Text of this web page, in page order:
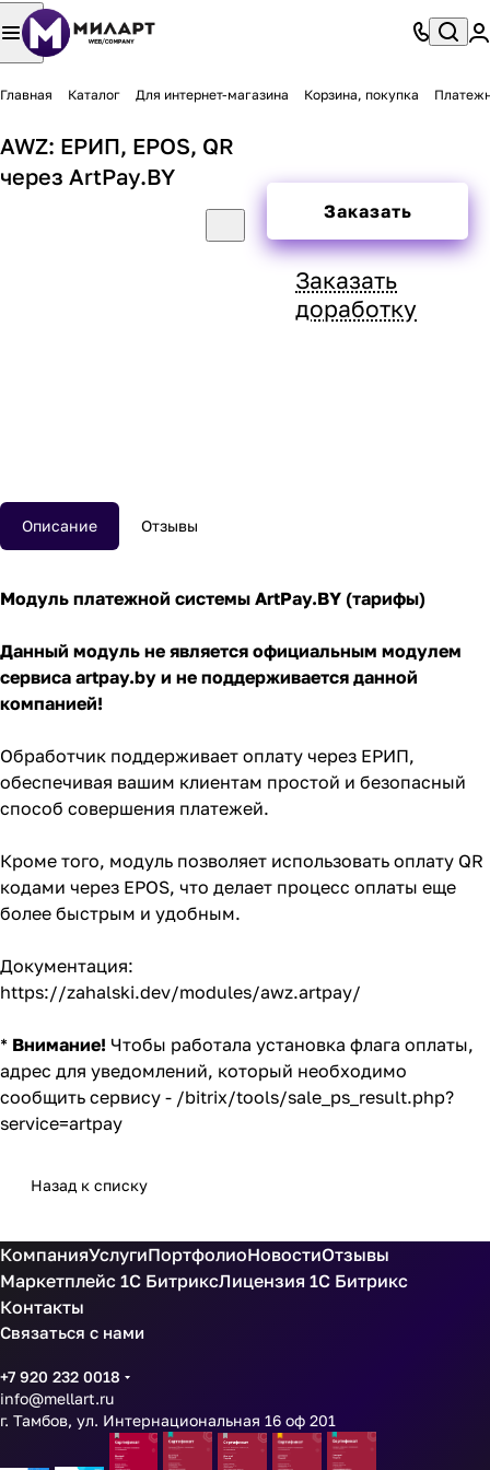
Главная Каталог Для интернет-магазина Корзина, покупка
AWZ: ЕРИП, EPOS, QR
через ArtPay.BY
Заказать
Заказать
доработку
Описание Отзывы
Модуль платежной системы ArtPay.BY (тарифы)
Данный модуль не является официальным модулем
сервиса artpay.by и не поддерживается данной
компанией!
Обработчик поддерживает оплату через ЕРИП,
обеспечивая вашим клиентам простой и безопасный
способ совершения платежей.
Кроме того, модуль позволяет использовать оплату QR
кодами через EPOS, что делает процесс оплаты еще
более быстрым и удобным.
Документация:
https://zahalski.dev/modules/awz.artpay/
* Внимание! Чтобы работала установка флага оплаты,
адрес для уведомлений, который необходимо
сообщить сервису - /bitrix/tools/sale_ps_result.php?
service=artpay
Назад к списку
КомпанияУслугиПортфолиоНовостиОтзывы
Маркетплейс 1С БитриксЛицензия 1С Битрикс
Контакты
Связаться с нами
+7 920 232 0018
info@mellart.ru
г. Тамбов, ул. Интернациональная 16 оф 201